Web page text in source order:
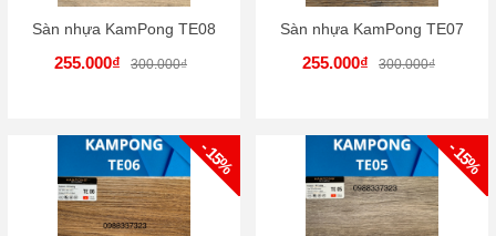
Sàn nhựa KamPong TE08
255.000₫ 300.000₫
Sàn nhựa KamPong TE07
255.000₫ 300.000₫
- 15% - 15%